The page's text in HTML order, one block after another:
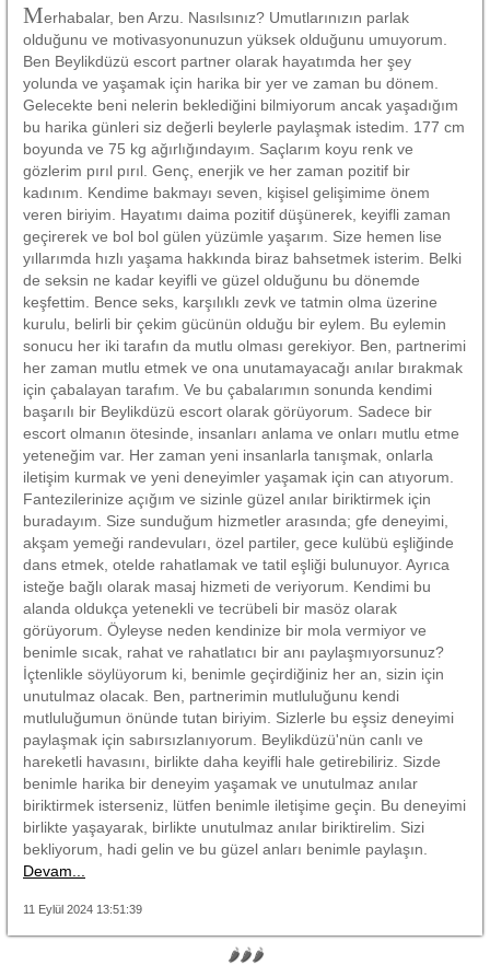
Merhabalar, ben Arzu. Nasılsınız? Umutlarınızın parlak
olduğunu ve motivasyonunuzun yüksek olduğunu umuyorum.
Ben Beylikdüzü escort partner olarak hayatımda her şey
yolunda ve yaşamak için harika bir yer ve zaman bu dönem.
Gelecekte beni nelerin beklediğini bilmiyorum ancak yaşadığım
bu harika günleri siz değerli beylerle paylaşmak istedim. 177 cm
boyunda ve 75 kg ağırlığındayım. Saçlarım koyu renk ve
gözlerim pırıl pırıl. Genç, enerjik ve her zaman pozitif bir
kadınım. Kendime bakmayı seven, kişisel gelişimime önem
veren biriyim. Hayatımı daima pozitif düşünerek, keyifli zaman
geçirerek ve bol bol gülen yüzümle yaşarım. Size hemen lise
yıllarımda hızlı yaşama hakkında biraz bahsetmek isterim. Belki
de seksin ne kadar keyifli ve güzel olduğunu bu dönemde
keşfettim. Bence seks, karşılıklı zevk ve tatmin olma üzerine
kurulu, belirli bir çekim gücünün olduğu bir eylem. Bu eylemin
sonucu her iki tarafın da mutlu olması gerekiyor. Ben, partnerimi
her zaman mutlu etmek ve ona unutamayacağı anılar bırakmak
için çabalayan tarafım. Ve bu çabalarımın sonunda kendimi
başarılı bir Beylikdüzü escort olarak görüyorum. Sadece bir
escort olmanın ötesinde, insanları anlama ve onları mutlu etme
yeteneğim var. Her zaman yeni insanlarla tanışmak, onlarla
iletişim kurmak ve yeni deneyimler yaşamak için can atıyorum.
Fantezilerinize açığım ve sizinle güzel anılar biriktirmek için
buradayım. Size sunduğum hizmetler arasında; gfe deneyimi,
akşam yemeği randevuları, özel partiler, gece kulübü eşliğinde
dans etmek, otelde rahatlamak ve tatil eşliği bulunuyor. Ayrıca
isteğe bağlı olarak masaj hizmeti de veriyorum. Kendimi bu
alanda oldukça yetenekli ve tecrübeli bir masöz olarak
görüyorum. Öyleyse neden kendinize bir mola vermiyor ve
benimle sıcak, rahat ve rahatlatıcı bir anı paylaşmıyorsunuz?
İçtenlikle söylüyorum ki, benimle geçirdiğiniz her an, sizin için
unutulmaz olacak. Ben, partnerimin mutluluğunu kendi
mutluluğumun önünde tutan biriyim. Sizlerle bu eşsiz deneyimi
paylaşmak için sabırsızlanıyorum. Beylikdüzü'nün canlı ve
hareketli havasını, birlikte daha keyifli hale getirebiliriz. Sizde
benimle harika bir deneyim yaşamak ve unutulmaz anılar
biriktirmek isterseniz, lütfen benimle iletişime geçin. Bu deneyimi
birlikte yaşayarak, birlikte unutulmaz anılar biriktirelim. Sizi
bekliyorum, hadi gelin ve bu güzel anları benimle paylaşın.
Devam...
11 Eylül 2024 13:51:39
🌶🌶🌶